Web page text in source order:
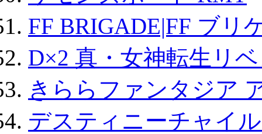
FF BRIGADE|FF ブリ
D×2 真・女神転生リ
きららファンタジア
デスティニーチャイ